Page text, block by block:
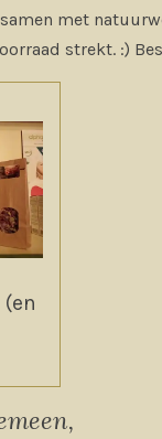
met
strekt. :)